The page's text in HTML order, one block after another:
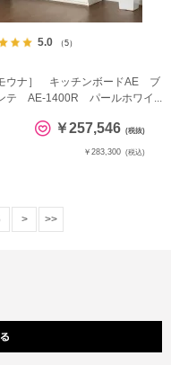
5.0 （5）
モウナ］ キッチンボードAE ブ
テ AE-1400R パールホワイ...
￥257,546 (税抜)
￥283,300 (税込)
> >>